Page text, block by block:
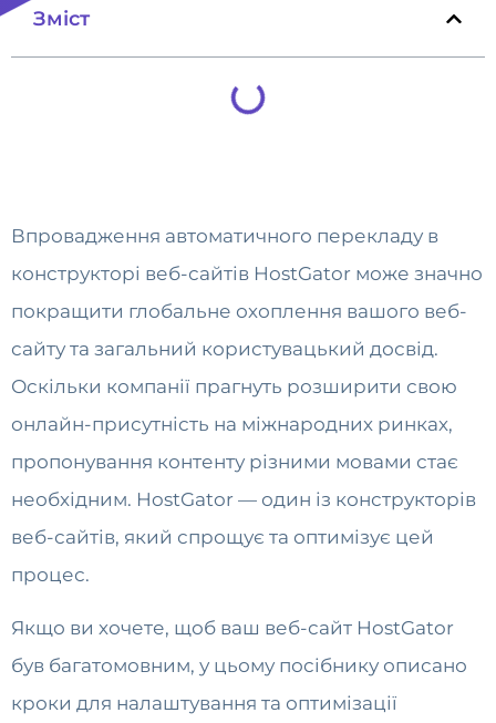
Зміст
Впровадження автоматичного перекладу в
конструкторі веб-сайтів HostGator може значно
покращити глобальне охоплення вашого веб-
сайту та загальний користувацький досвід.
Оскільки компанії прагнуть розширити свою
онлайн-присутність на міжнародних ринках,
пропонування контенту різними мовами стає
необхідним. HostGator — один із конструкторів
веб-сайтів, який спрощує та оптимізує цей
процес.
Якщо ви хочете, щоб ваш веб-сайт HostGator
був багатомовним, у цьому посібнику описано
кроки для налаштування та оптимізації